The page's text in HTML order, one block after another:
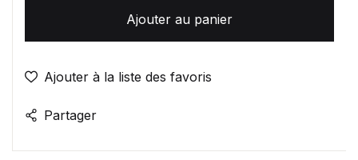
Ajouter au panier
Ajouter à la liste des favoris
Partager